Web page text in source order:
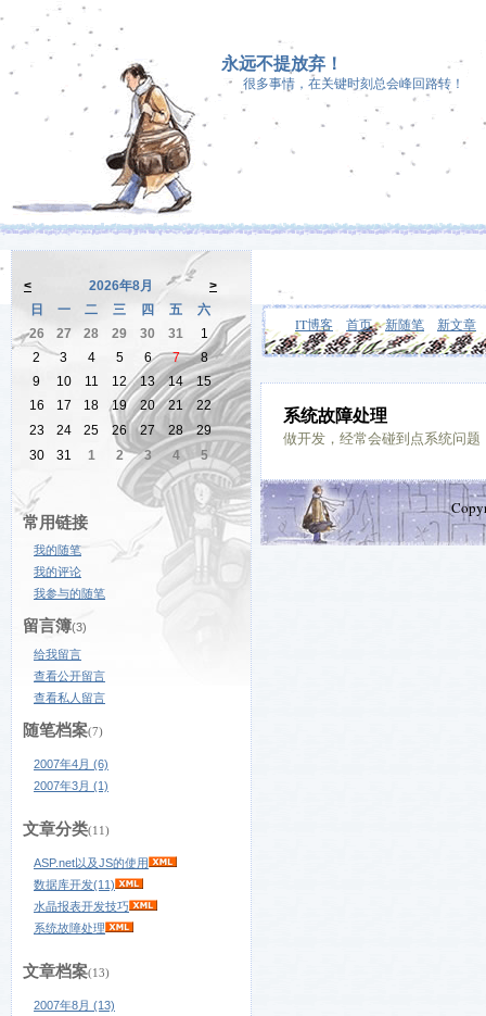
永远不提放弃！
很多事情，在关键时刻总会峰回路转！
IT博客 首页 新随笔 新文章
< 2026年8月
>
日
一 二 三 四 五
六
26
27 28 29 30 31
1
2
3 4 5 6 7
8
9
10 11 12 13 14
15
16
17 18 19 20 21
22
23
24 25 26 27 28
29
30
31 1 2 3 4 5
常用链接
我的随笔
我的评论
我参与的随笔
留言簿(3)
给我留言
查看公开留言
查看私人留言
随笔档案(7)
2007年4月 (6)
2007年3月 (1)
文章分类(11)
ASP.net以及JS的使用
数据库开发(11)
水晶报表开发技巧
系统故障处理
文章档案(13)
2007年8月 (13)
系统故障处理
做开发，经常会碰到点系统问